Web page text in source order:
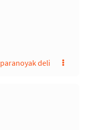
paranoyak deli